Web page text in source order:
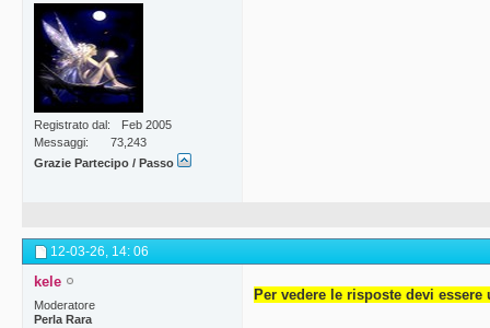
Registrato dal
Feb 2005
Messaggi
73,243
Grazie Partecipo / Passo
12-03-26, 14: 06
kele
Moderatore
Perla Rara
Per vedere le risposte devi